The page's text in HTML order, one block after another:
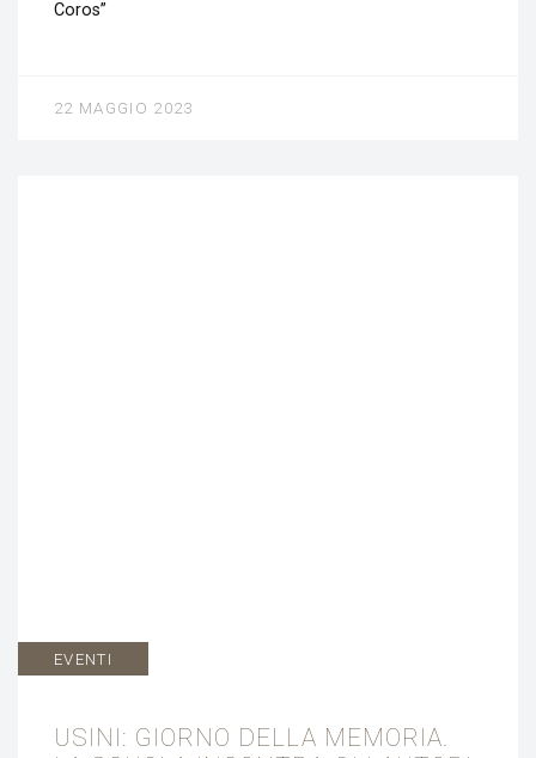
Coros”
22 MAGGIO 2023
EVENTI
USINI: GIORNO DELLA MEMORIA.